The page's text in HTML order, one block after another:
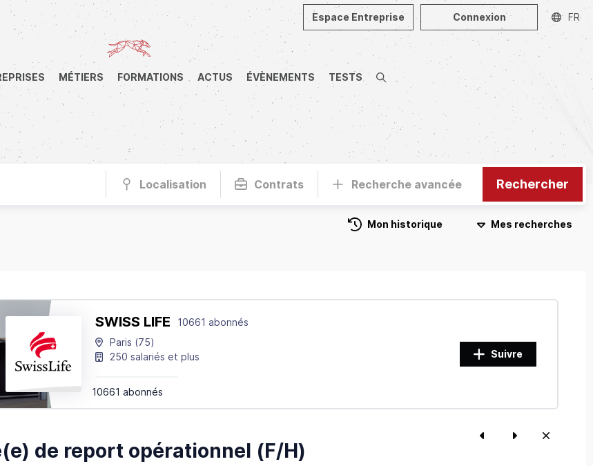
MÉTIERS FORMATIONS ACTUS ÉVÈNEMENTS TESTS Recherche
Espace Entreprise Connexion FR
Localisation Contrats Recherche avancée Rechercher
Mon historique Mes recherches
SWISS LIFE
10661 abonnés
Paris (75)
250 salariés et plus
10661 abonnés
Suivre
de report opérationnel (F/H)